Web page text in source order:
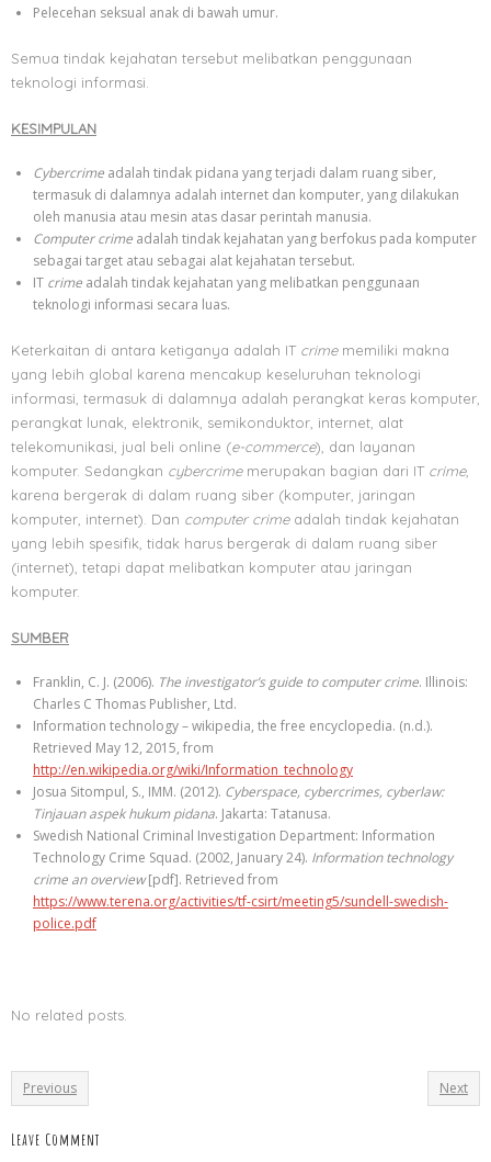
Pelecehan seksual anak di bawah umur.
Semua tindak kejahatan tersebut melibatkan penggunaan
teknologi informasi.
KESIMPULAN
Cybercrime adalah tindak pidana yang terjadi dalam ruang siber,
termasuk di dalamnya adalah internet dan komputer, yang dilakukan
oleh manusia atau mesin atas dasar perintah manusia.
Computer crime adalah tindak kejahatan yang berfokus pada komputer
sebagai target atau sebagai alat kejahatan tersebut.
IT crime adalah tindak kejahatan yang melibatkan penggunaan
teknologi informasi secara luas.
Keterkaitan di antara ketiganya adalah IT crimememiliki makna
yang lebih global karena mencakup keseluruhan teknologi
informasi, termasuk di dalamnya adalah perangkat keras komputer,
perangkat lunak, elektronik, semikonduktor, internet, alat
telekomunikasi, jual beli online (e-commerce), dan layanan
komputer. Sedangkan cybercrimemerupakan bagian dari IT crime,
karena bergerak di dalam ruang siber (komputer, jaringan
komputer, internet). Dan computer crimeadalah tindak kejahatan
yang lebih spesifik, tidak harus bergerak di dalam ruang siber
(internet), tetapi dapat melibatkan komputer atau jaringan
komputer.
SUMBER
Franklin, C. J. (2006). The investigator’s guide to computer crime. Illinois:
Charles C Thomas Publisher, Ltd.
Information technology – wikipedia, the free encyclopedia. (n.d.).
Retrieved May 12, 2015, from
http://en.wikipedia.org/wiki/Information_technology
Josua Sitompul, S., IMM. (2012). Cyberspace, cybercrimes, cyberlaw:
Tinjauan aspek hukum pidana. Jakarta: Tatanusa.
Swedish National Criminal Investigation Department: Information
Technology Crime Squad. (2002, January 24). Information technology
crime an overview[pdf]. Retrieved from
https://www.terena.org/activities/tf-csirt/meeting5/sundell-swedish-
police.pdf
No related posts.
Previous Next
Leave Comment